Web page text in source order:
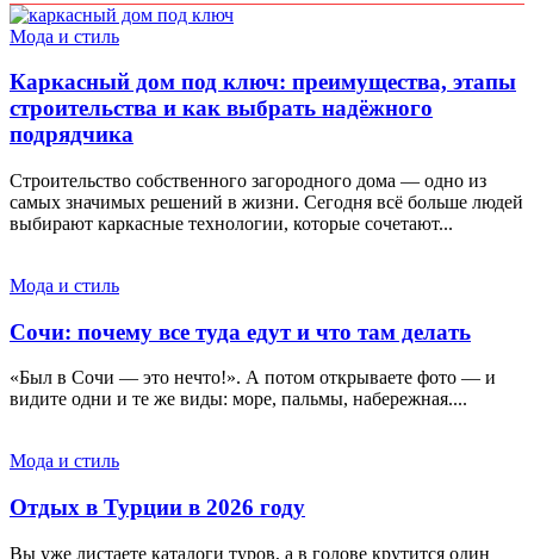
Мода и стиль
Каркасный дом под ключ: преимущества, этапы
строительства и как выбрать надёжного
подрядчика
Строительство собственного загородного дома — одно из
самых значимых решений в жизни. Сегодня всё больше людей
выбирают каркасные технологии, которые сочетают...
Мода и стиль
Сочи: почему все туда едут и что там делать
«Был в Сочи — это нечто!». А потом открываете фото — и
видите одни и те же виды: море, пальмы, набережная....
Мода и стиль
Отдых в Турции в 2026 году
Вы уже листаете каталоги туров, а в голове крутится один